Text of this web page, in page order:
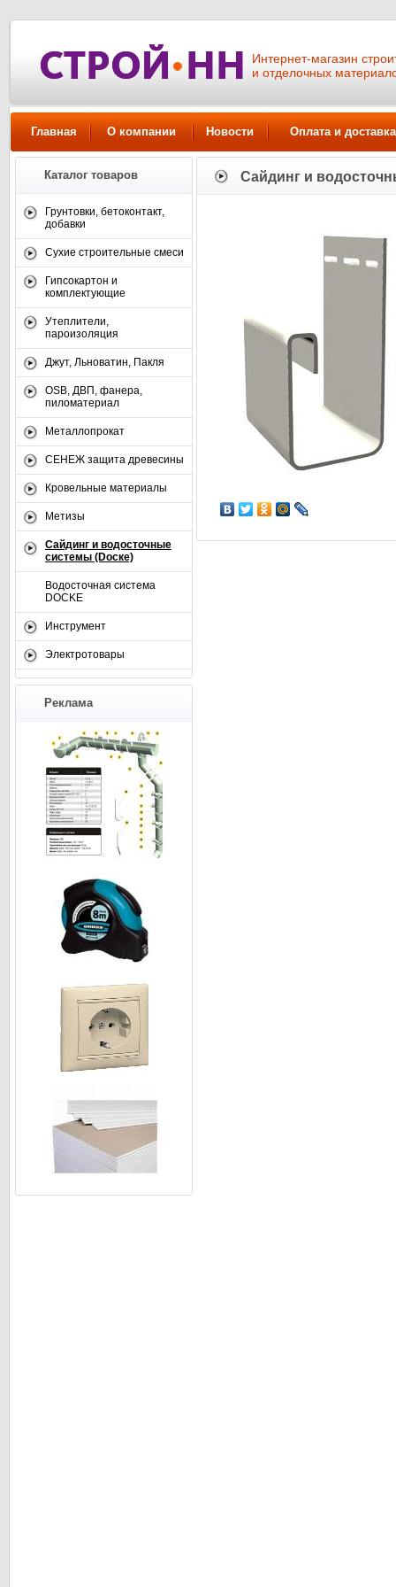
Интернет-магазин
и отделочных
Главная О компании Новости Оплата и доставка
Каталог товаров
Грунтовки, бетоконтакт,
добавки
Сухие строительные смеси
Гипсокартон и
комплектующие
Утеплители,
пароизоляция
Джут, Льноватин, Пакля
OSB, ДВП, фанера,
пиломатериал
Металлопрокат
СЕНЕЖ защита древесины
Кровельные материалы
Метизы
Сайдинг и водосточные
системы (Dоске)
Водосточная система
DOCKE
Инструмент
Электротовары
Реклама
Сайдинг и